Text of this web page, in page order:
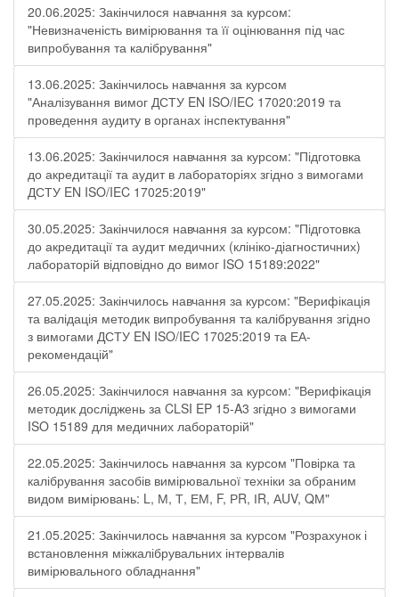
20.06.2025: Закінчилося навчання за курсом:
"Невизначеність вимірювання та її оцінювання під час
випробування та калібрування"
13.06.2025: Закінчилось навчання за курсом
"Аналізування вимог ДСТУ EN ISO/IEC 17020:2019 та
проведення аудиту в органах інспектування"
13.06.2025: Закінчилося навчання за курсом: "Підготовка
до акредитації та аудит в лабораторіях згідно з вимогами
ДСТУ EN ISO/IEC 17025:2019"
30.05.2025: Закінчилося навчання за курсом: "Підготовка
до акредитації та аудит медичних (клініко-діагностичних)
лабораторій відповідно до вимог ISO 15189:2022"
27.05.2025: Закінчилось навчання за курсом: "Верифікація
та валідація методик випробування та калібрування згідно
з вимогами ДСТУ EN ISO/IEC 17025:2019 та ЕА-
рекомендацій"
26.05.2025: Закінчилося навчання за курсом: "Верифікація
методик досліджень за CLSI EP 15-A3 згідно з вимогами
ISO 15189 для медичних лабораторій"
22.05.2025: Закінчилось навчання за курсом "Повірка та
калібрування засобів вимірювальної техніки за обраним
видом вимірювань: L, М, Т, ЕМ, F, РR, ІR, АUV, QМ"
21.05.2025: Закінчилось навчання за курсом "Розрахунок і
встановлення міжкалібрувальних інтервалів
вимірювального обладнання"